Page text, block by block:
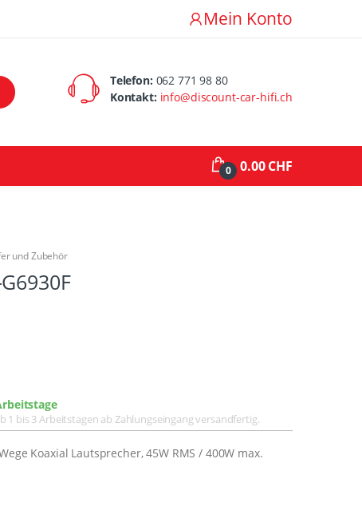
Mein Konto
Telefon: 062 771 98 80
Kontakt: info@discount-car-hifi.ch
0 0.00 CHF
und Zubehör
1 bis 3 Arbeitstagen ab Zahlungseingang versandfertig.
Koaxial Lautsprecher, 45W RMS / 400W max.